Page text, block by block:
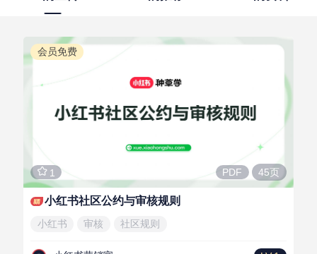
会员免费
1 PDF 45页
小红书社区公约与审核规则
小红书 审核 社区规则